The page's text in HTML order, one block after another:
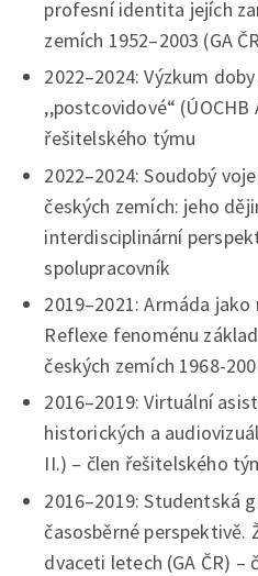
profesní identita jejích
zemích 1952–2003 (GA
2022–2024: Výzkum
,,postcovidové“ (ÚOCHB
řešitelského týmu
2022–2024: Soudobý
českých zemích: jeho
interdisciplinární
spolupracovník
2019–2021: Armáda
Reflexe fenoménu
českých zemích 1968-
2016–2019: Virtuální
historických a
II.) – člen řešitelského
2016–2019: Studentská
časosběrné perspektivě.
dvaceti letech (GA ČR)